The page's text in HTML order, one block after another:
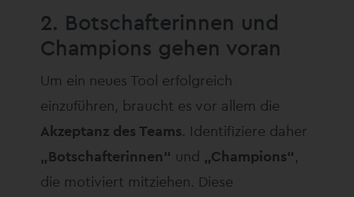
2. Botschafterinnen und
Champions gehen voran
Um ein neues Tool erfolgreich
einzuführen, braucht es vor allem die
Akzeptanz des Teams. Identifiziere daher
„Botschafterinnen“ und „Champions“,
die motiviert mitziehen. Diese